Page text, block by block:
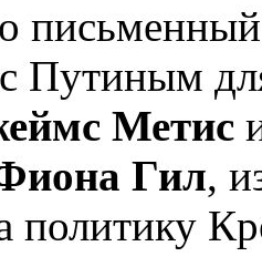
с Путиным
Метис
Гил,
политику